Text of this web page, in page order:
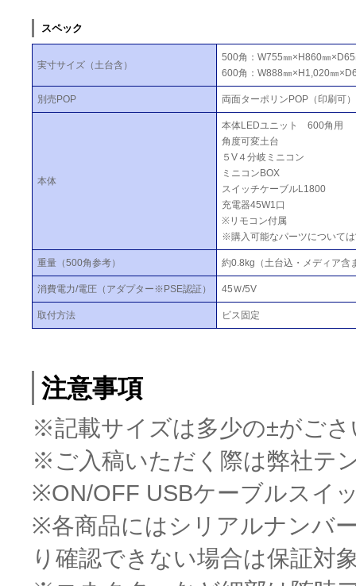
スペック
実寸サイズ（土台含）
500角：W755㎜×H860㎜
600角：W888㎜×H1,020㎜
別売POP 両面ターポリンPOP（印刷可
本体
本体LEDユニット 600角用
角度可変土台
５V４分岐ミニコン
ミニコンBOX
スイッチケーブルL1800
充電器45W1口
※リモコン付属
※購入可能なパーツについて
重量（500角参考） 約0.8kg（土台込・メディア含
消費電力/電圧（アダプター※PSE認証） 45Ｗ/5V
取付方法 ビス固定
注意事項
※記載サイズは多少の±がごさ
※ご入稿いただく際は弊社テ
※ON/OFF USBケーブルスイ
※各商品にはシリアルナンバ
り確認できない場合は保証対